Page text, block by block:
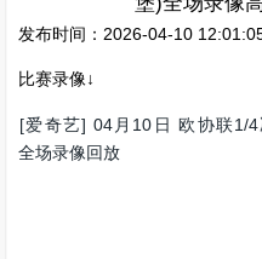
发布时间：2026-04-10
比赛录像↓
[爱奇艺] 04月10日 欧协联1/
全场录像回放